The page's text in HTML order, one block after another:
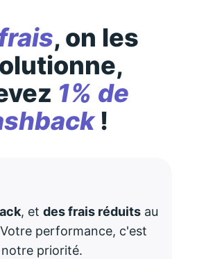
, on les
1% de
!
, et des frais réduits au
performance, c'est
notre priorité.